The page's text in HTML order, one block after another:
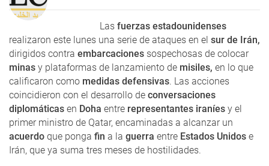
Las fuerzas estadounidenses
realizaron este lunes una serie de ataques en el sur de Irán,
dirigidos contra embarcaciones sospechosas de colocar
minas y plataformas de lanzamiento de misiles, en lo que
calificaron como medidas defensivas. Las acciones
coincidieron con el desarrollo de conversaciones
diplomáticas en Doha entre representantes iraníes y el
primer ministro de Qatar, encaminadas a alcanzar un
acuerdo que ponga fin a la guerra entre Estados Unidos e
Irán, que ya suma tres meses de hostilidades.